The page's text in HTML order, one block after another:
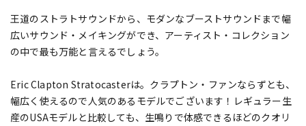
王道のストラトサウンドから、モダンなブーストサウンドまで幅
広いサウンド・メイキングができ、アーティスト・コレクション
の中で最も万能と言えるでしょう。
Eric Clapton Stratocasterは。クラプトン・ファンならずとも、
幅広く使えるので人気のあるモデルでございます！レギュラー生
産のUSAモデルと比較しても、生鳴りで体感できるほどのクオリ